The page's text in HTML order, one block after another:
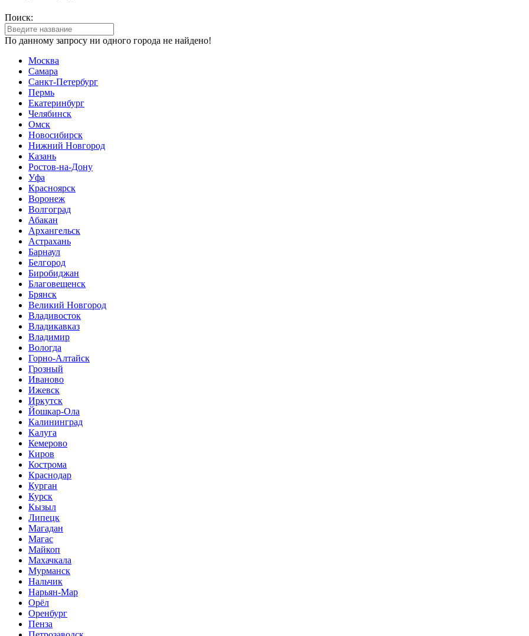
Поиск:
По данному запросу ни одного города не найдено!
Москва
Самара
Санкт-Петербург
Пермь
Екатеринбург
Челябинск
Омск
Новосибирск
Нижний Новгород
Казань
Ростов-на-Дону
Уфа
Красноярск
Воронеж
Волгоград
Абакан
Архангельск
Астрахань
Барнаул
Белгород
Биробиджан
Благовещенск
Брянск
Великий Новгород
Владивосток
Владикавказ
Владимир
Вологда
Горно-Алтайск
Грозный
Иваново
Ижевск
Иркутск
Йошкар-Ола
Калининград
Калуга
Кемерово
Киров
Кострома
Краснодар
Курган
Курск
Кызыл
Липецк
Магадан
Магас
Майкоп
Махачкала
Мурманск
Нальчик
Нарьян-Мар
Орёл
Оренбург
Пенза